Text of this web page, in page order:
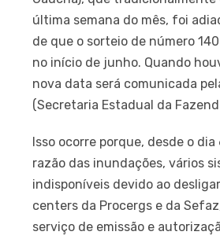
última semana do mês, foi
de que o sorteio de número
no início de junho. Quando
nova data será comunicada
(Secretaria Estadual da
Isso ocorre porque, desde o dia
razão das inundações, vários
indisponíveis devido ao
centers da Procergs e da
serviço de emissão e